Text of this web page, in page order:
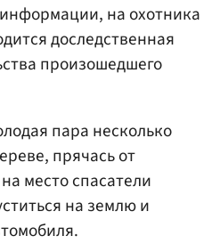
на охотника
доследственная
произошедшего
пара несколько
прячась от
место спасатели
на землю и